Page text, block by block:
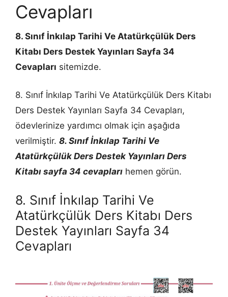
Cevapları
8. Sınıf İnkılap Tarihi Ve Atatürkçülük Ders
Kitabı Ders Destek Yayınları Sayfa 34
Cevapları sitemizde.
8. Sınıf İnkılap Tarihi Ve Atatürkçülük Ders Kitabı
Ders Destek Yayınları Sayfa 34 Cevapları,
ödevlerinize yardımcı olmak için aşağıda
verilmiştir. 8. Sınıf İnkılap Tarihi Ve
Atatürkçülük Ders Destek Yayınları Ders
Kitabı sayfa 34 cevapları hemen görün.
8. Sınıf İnkılap Tarihi Ve
Atatürkçülük Ders Kitabı Ders
Destek Yayınları Sayfa 34
Cevapları